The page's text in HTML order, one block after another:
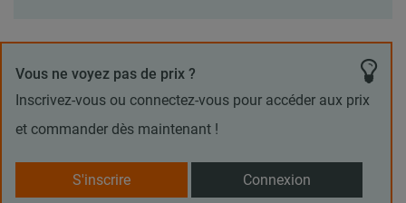
Vous ne voyez pas de prix ?
Inscrivez-vous ou connectez-vous pour accéder aux prix
et commander dès maintenant !
S'inscrire Connexion